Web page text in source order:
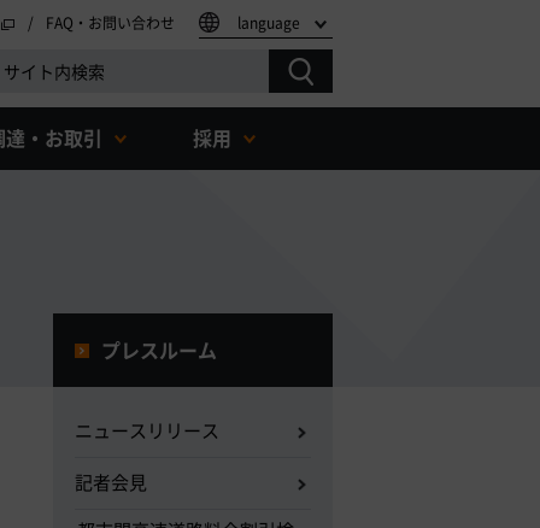
FAQ・お問い合わせ language
達・お取引 採用
プレスルーム
ニュースリリース
記者会見